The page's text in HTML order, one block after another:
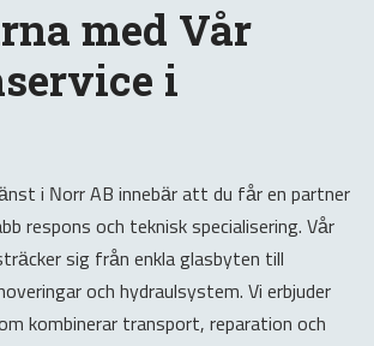
med Vår
i
i Norr AB innebär att du får en partner
respons och teknisk specialisering. Vår
sig från enkla glasbyten till
och hydraulsystem. Vi erbjuder
kombinerar transport, reparation och